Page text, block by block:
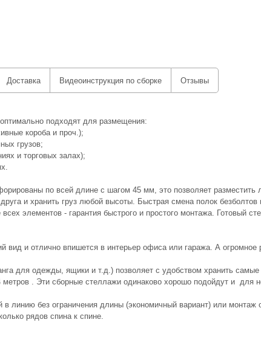
Доставка Видеоинструкция по сборке Отзывы
подходят для размещения:
короба и проч.);
грузов;
и торговых залах);
по всей длине с шагом 45 мм, это позволяет разместить
и хранить груз любой высоты. Быстрая смена полок безболтов
элементов - гарантия быстрого и простого монтажа. Готовый
вид и отлично впишется в интерьер офиса или гаража. А огромное
для одежды, ящики и т.д.) позволяет с удобством хранить самые
. Эти сборные стеллажи одинаково хорошо подойдут и для
в линию без ограничения длины (экономичный вариант) или монтаж
рядов спина к спине.